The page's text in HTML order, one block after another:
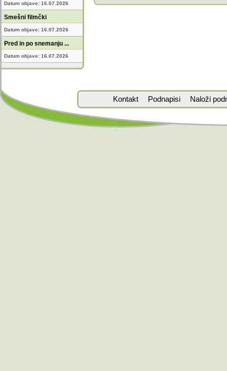
Datum objave: 16.07.2026
Smešni filmčki
Datum objave: 16.07.2026
Pred in po snemanju ...
Datum objave: 16.07.2026
Kontakt Podnapisi Naloži